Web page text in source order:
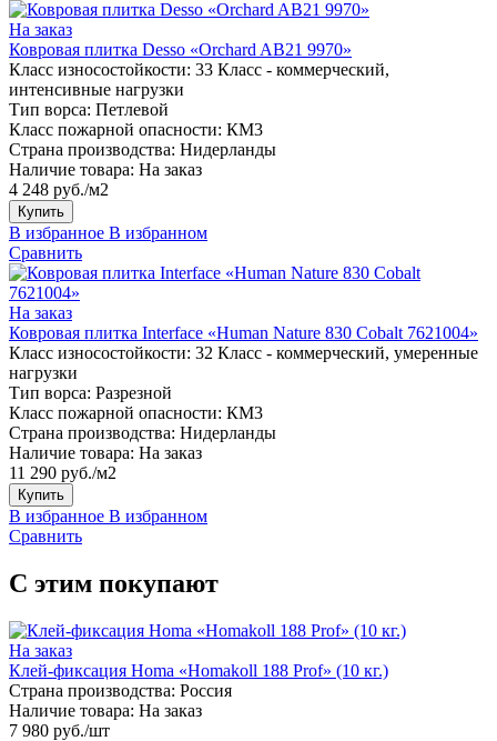
На заказ
Ковровая плитка Desso «Orchard AB21 9970»
Класс износостойкости: 33 Класс - коммерческий,
интенсивные нагрузки
Тип ворса: Петлевой
Класс пожарной опасности: КМ3
Страна производства: Нидерланды
Наличие товара: На заказ
4 248 руб./м2
Купить
В избранное В избранном
Сравнить
На заказ
Ковровая плитка Interface «Human Nature 830 Cobalt 7621004»
Класс износостойкости: 32 Класс - коммерческий, умеренные
нагрузки
Тип ворса: Разрезной
Класс пожарной опасности: КМ3
Страна производства: Нидерланды
Наличие товара: На заказ
11 290 руб./м2
Купить
В избранное В избранном
Сравнить
С этим покупают
На заказ
Клей-фиксация Homa «Homakoll 188 Prof» (10 кг.)
Страна производства: Россия
Наличие товара: На заказ
7 980 руб./шт